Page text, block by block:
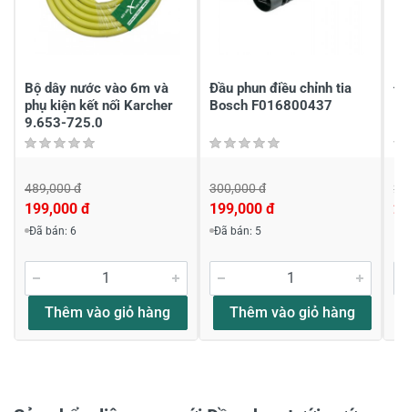
Chia sẻ nhận xét về sản phẩm
Viết nhận xét về sản phẩm
Đánh giá sao
Bộ dây nước vào 6m và
phụ kiện kết nối Karcher
9.653-725.0
489,000 đ
199,000 đ
Đã bán: 6
Thêm vào giỏ hàng
Đầu phun điều chỉnh tia
Bosch F016800437
300,000 đ
199,000 đ
Đã bán: 5
Thêm vào giỏ hàng